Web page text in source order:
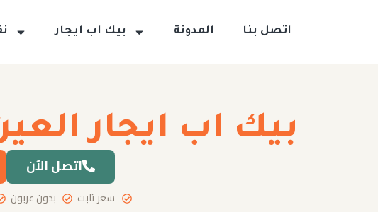
بيك اب ايجار المدونة اتصل بنا
بيك اب ايجار
اتصل الآن
بدون عربون سعر ثابت